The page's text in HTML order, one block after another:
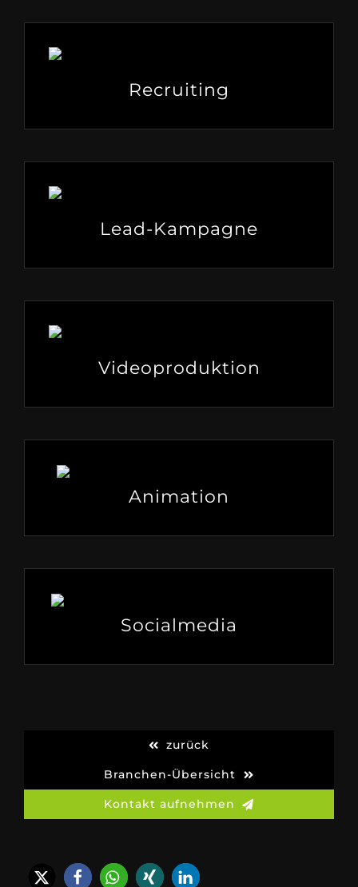
Recruiting
Lead-Kampagne
Videoproduktion
Animation
Socialmedia
zurück
Branchen-Übersicht
Kontakt aufnehmen